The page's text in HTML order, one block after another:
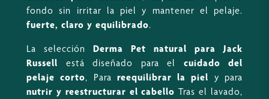
fondo sin irritar la piel y mantener el pelaje.
fuerte, claro y equilibrado.
La selección Derma Pet natural para Jack
Russell está diseñado para el cuidado del
pelaje corto, Para reequilibrar la piel y para
nutrir y reestructurar el cabello Tras el lavado,